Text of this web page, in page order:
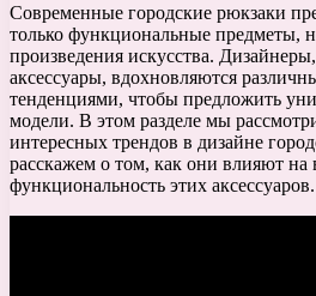
Современные городские рюкзаки
только функциональные предметы,
произведения искусства.
аксессуары, вдохновляются
тенденциями, чтобы предложить
модели. В этом разделе мы
интересных трендов в дизайне
расскажем о том, как они влияют
функциональность этих аксессуаров.